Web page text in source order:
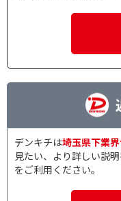
デンキチは埼玉県下業
見たい、より詳しい説
をご利用ください。